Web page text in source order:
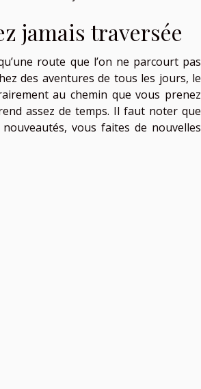
jamais traversée
route que l’on ne parcourt pas
des aventures de tous les jours, le
au chemin que vous prenez
assez de temps. Il faut noter que
vous faites de nouvelles